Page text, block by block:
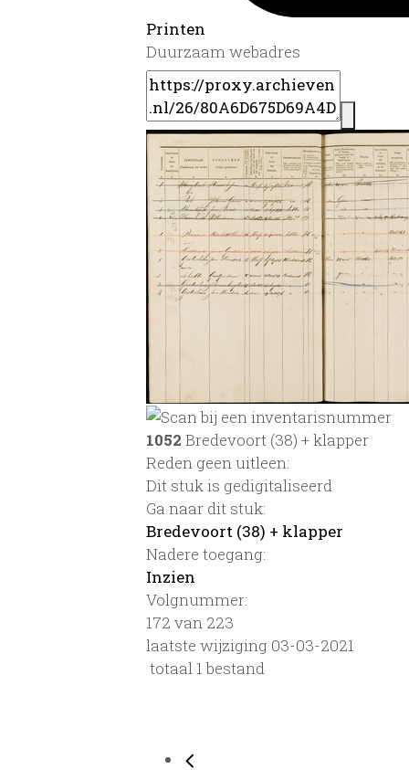
Printen
Duurzaam webadres
1052 Bredevoort (38) + klapper
Reden geen uitleen:
Dit stuk is gedigitaliseerd
Ga naar dit stuk:
Bredevoort (38) + klapper
Nadere toegang:
Inzien
Volgnummer:
172 van 223
laatste wijziging 03-03-2021
totaal 1 bestand